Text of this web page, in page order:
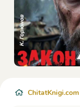
ChitatKnigi.com